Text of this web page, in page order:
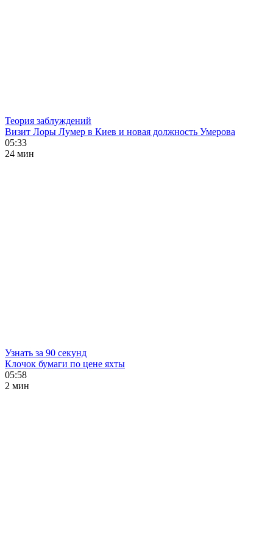
Теория заблуждений
Визит Лоры Лумер в Киев и новая должность Умерова
05:33
24 мин
Узнать за 90 секунд
Клочок бумаги по цене яхты
05:58
2 мин